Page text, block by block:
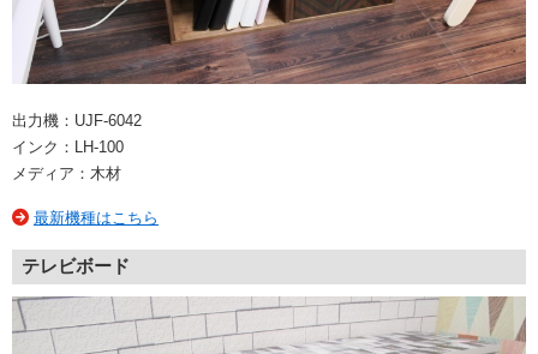
出力機：UJF-6042
インク：LH-100
メディア：木材
最新機種はこちら
テレビボード